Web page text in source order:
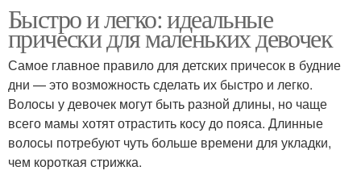
Быстро и легко: идеальные
прически для маленьких девочек
Самое главное правило для детских причесок в будние
дни — это возможность сделать их быстро и легко.
Волосы у девочек могут быть разной длины, но чаще
всего мамы хотят отрастить косу до пояса. Длинные
волосы потребуют чуть больше времени для укладки,
чем короткая стрижка.